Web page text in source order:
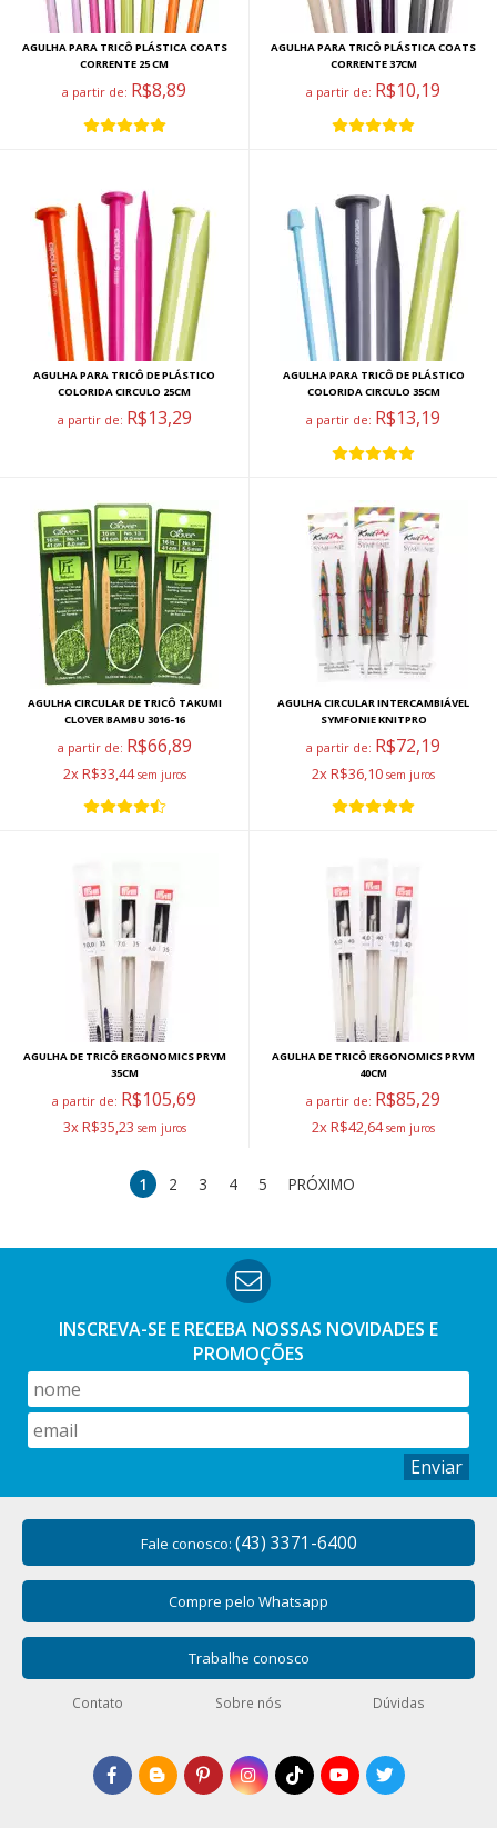
AGULHA PARA TRICÔ PLÁSTICA COATS
CORRENTE 25 CM
a partir de: R$8,89
AGULHA PARA TRICÔ PLÁSTICA COATS
CORRENTE 37CM
a partir de: R$10,19
AGULHA PARA TRICÔ DE PLÁSTICO
COLORIDA CIRCULO 25CM
a partir de: R$13,29
AGULHA PARA TRICÔ DE PLÁSTICO
COLORIDA CIRCULO 35CM
a partir de: R$13,19
AGULHA CIRCULAR DE TRICÔ TAKUMI
CLOVER BAMBU 3016-16
a partir de: R$66,89
2x R$33,44
AGULHA CIRCULAR INTERCAMBIÁVEL
SYMFONIE KNITPRO
a partir de: R$72,19
2x R$36,10
AGULHA DE TRICÔ ERGONOMICS PRYM
35CM
a partir de: R$105,69
3x R$35,23
AGULHA DE TRICÔ ERGONOMICS PRYM
40CM
a partir de: R$85,29
2x R$42,64
1 2 3 4 5 PRÓXIMO
INSCREVA-SE E RECEBA NOSSAS NOVIDADES E
PROMOÇÕES
Enviar
Fale conosco: (43) 3371-6400
Compre pelo Whatsapp
Trabalhe conosco
Contato Sobre nós Dúvidas